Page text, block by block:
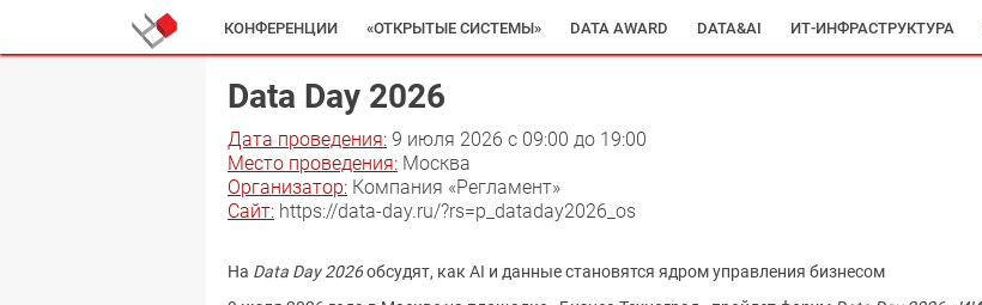
КОНФЕРЕНЦИИ «ОТКРЫТЫЕ СИСТЕМЫ» DATA AWARD DATA&AI ИТ-ИНФРАСТРУКТУРА
Data Day 2026
Дата проведения: 9 июля 2026 c 09:00 до 19:00
Место проведения: Москва
Организатор: Компания «Регламент»
Сайт: https://data-day.ru/?rs=p_dataday2026_os
На Data Day 2026обсудят, как AI и данные становятся ядром управления бизнесом